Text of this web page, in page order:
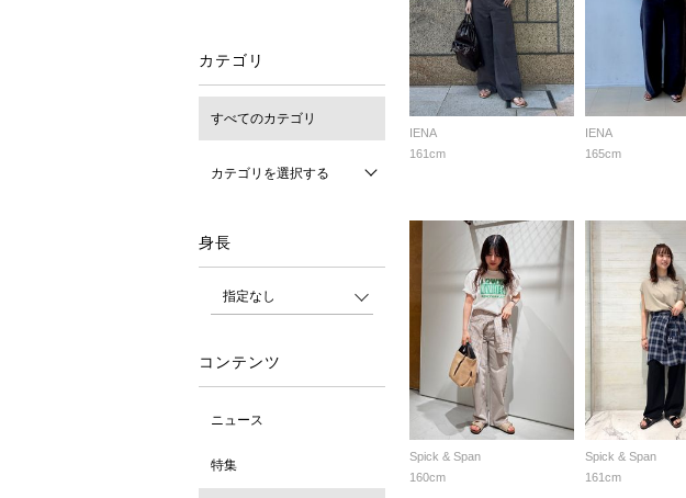
カテゴリ
すべてのカテゴリ
カテゴリを選択する
身長
コンテンツ
ニュース
特集
IENA
161cm
IENA
165cm
Spick & Span
160cm
Spick & Span
161cm